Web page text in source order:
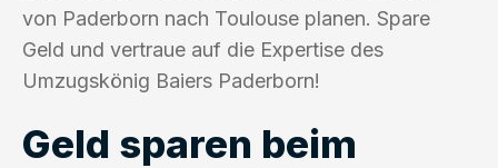
von Paderborn nach Toulouse planen. Spare
Geld und vertraue auf die Expertise des
Umzugskönig Baiers Paderborn!
Geld sparen beim